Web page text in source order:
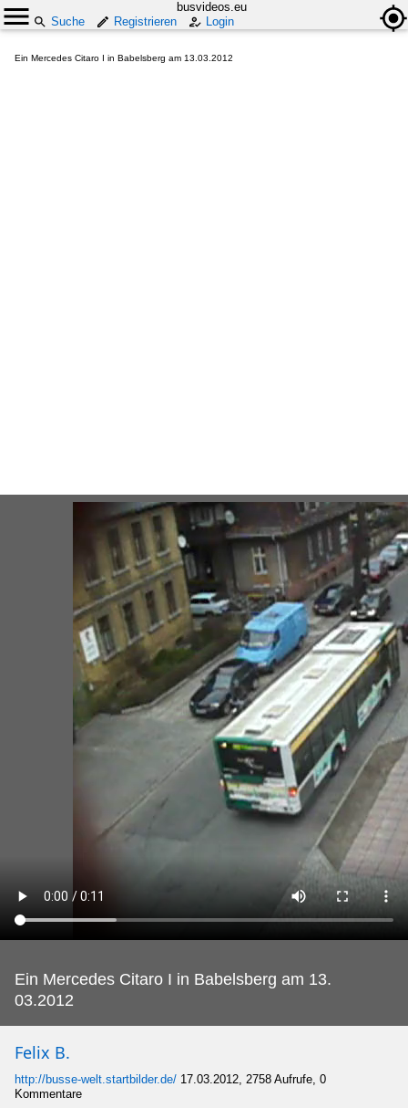
busvideos.eu
Suche
Registrieren Login
Ein Mercedes Citaro I in Babelsberg am 13.03.2012
Ein Mercedes Citaro I in Babelsberg am 13.
03.2012
Felix B.
http://busse-welt.startbilder.de/ 17.03.2012, 2758 Aufrufe, 0
Kommentare